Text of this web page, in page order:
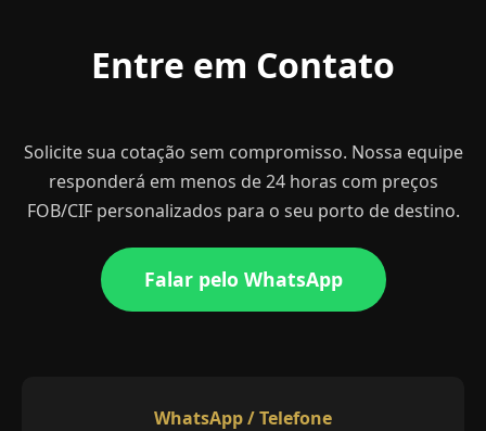
Entre em Contato
Solicite sua cotação sem compromisso. Nossa equipe
responderá em menos de 24 horas com preços
FOB/CIF personalizados para o seu porto de destino.
Falar pelo WhatsApp
WhatsApp / Telefone